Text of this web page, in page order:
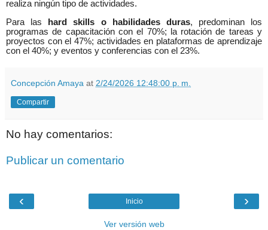
realiza ningún tipo de actividades.
Para las
hard skills o habilidades duras, predominan los
programas de capacitación con el 70%; la rotación de tareas y
proyectos con el 47%; actividades en plataformas de aprendizaje
con el 40%; y eventos y conferencias con el 23%.
Concepción Amaya at 2/24/2026 12:48:00 p. m.
Compartir
No hay comentarios:
Publicar un comentario
‹ ›
Inicio
Ver versión web